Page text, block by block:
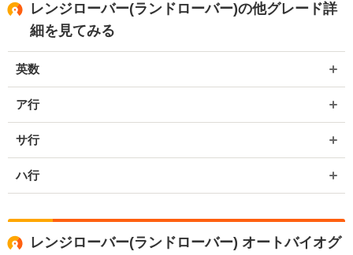
レンジローバー(ランドローバー)の他グレード詳
細を見てみる
英数
ア行
サ行
ハ行
レンジローバー(ランドローバー) オートバイオグ